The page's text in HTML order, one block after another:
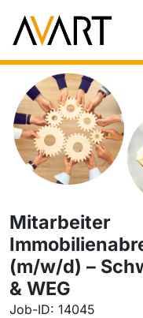
Mitarbeiter
(m/w/d) –
& WEG
Job-ID: 14045